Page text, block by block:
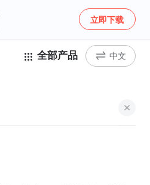
立即下载
全部产品 中文